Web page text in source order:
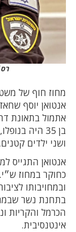
מחוז חוף של
אנטואן יוסף
אתמול בתאונת
בן 35 היה
ושני ילדים קטנים.
כחוקר במחוז
ובמחויבותו
בתחנת נשר
הכרמל והקריות
אינטנסיבית.